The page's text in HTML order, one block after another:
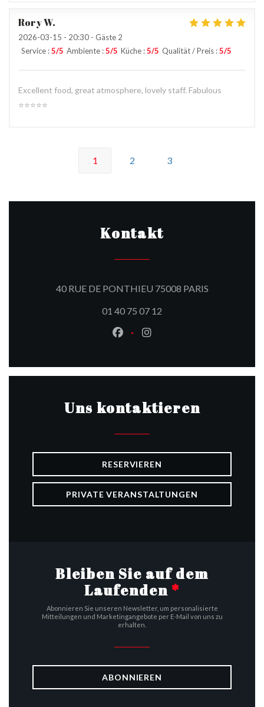
RoryW
2026-03-15 - 20:30 - Gäste 2
Service :5/5 Ambiente :5/5 Küche :5/5 Qualität / Preis :5/5
Excellent food, great atmosphere, lovely staff. Fabulous
⭐️⭐️⭐️⭐️⭐️
1 2 3
Kontakt
40 RUE DE PONTHIEU 75008 PARIS((öffnet ein
01 40 75 07 12
Facebook ((öffnet ein neues
Instagram ((öffnet ein
Uns kontaktieren
RESERVIEREN
PRIVATE VERANSTALTUNGEN
Bleiben Sie auf dem
Laufenden *
Abonnieren Sie unseren Newsletter, um personalisierte
Mitteilungen und Marketingangebote per E-Mail von uns zu
erhalten.
ABONNIEREN